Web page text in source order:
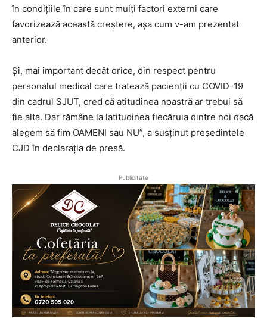
în condițiile în care sunt mulți factori externi care
favorizează această creștere, așa cum v-am prezentat
anterior.
Și, mai important decât orice, din respect pentru
personalul medical care tratează pacienții cu COVID-19
din cadrul SJUT, cred că atitudinea noastră ar trebui să
fie alta. Dar rămâne la latitudinea fiecăruia dintre noi dacă
alegem să fim OAMENI sau NU”, a susținut președintele
CJD în declarația de presă.
Publicitate